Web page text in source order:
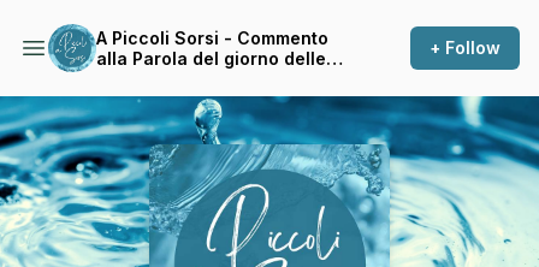
A Piccoli Sorsi - Commento
alla Parola del giorno delle
+ Follow
Podcast Background Image